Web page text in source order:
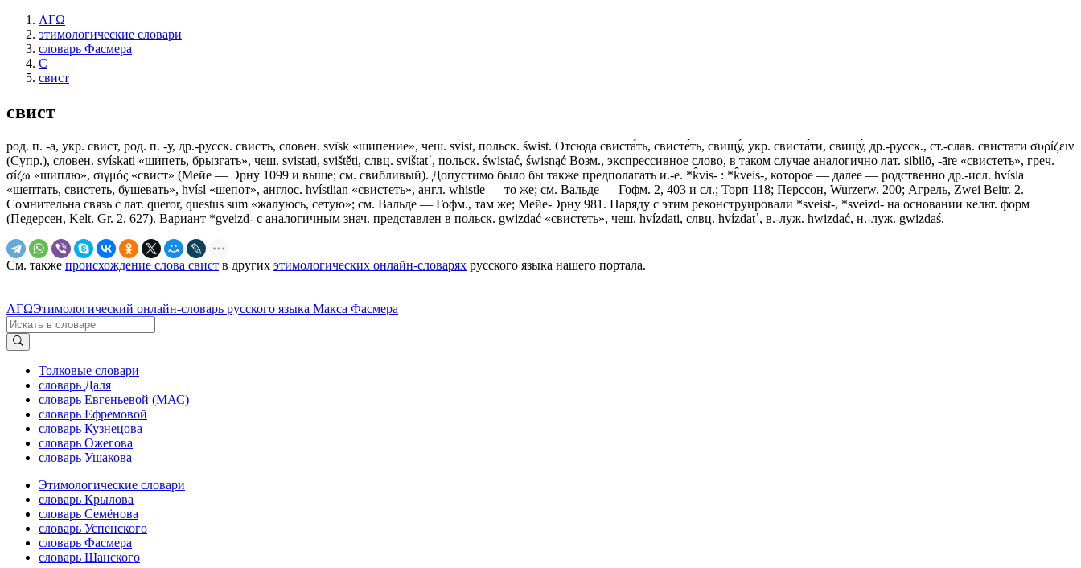
ΛΓΩ
этимологические словари
словарь Фасмера
С
свист
свист
род. п. -а, укр. свист, род. п. -у, др.-русск. свистъ, словен. svȋsk «шипение», чеш. svist, польск. świst. Отсюда свиста́ть, свисте́ть, свищу́, укр. свиста́ти, свищу́, др.-русск., ст.-слав. свистати συρίζειν
(Супр.), словен. svískati «шипеть, брызгать», чеш. svistati, svištěti, слвц. svištаt᾽, польск. świstać, świsnąć Возм., экспрессивное слово, в таком случае аналогично лат. sibilō, -ārе «свистеть», греч.
σίζω «шиплю», σιγμός «свист» (Мейе — Эрну 1099 и выше; см. свибливый). Допустимо было бы также предполагать и.-е. *k̂vis- : *k̂veis-, которое — далее — родственно др.-исл. hvíslа
«шептать, свистеть, бушевать», hvísl «шепот», англос. hvístlian «свистеть», англ. whistlе — то же; см. Вальде — Гофм. 2, 403 и сл.; Торп 118; Перссон, Wurzerw. 200; Агрель, Zwei Beitr. 2.
Сомнительна связь с лат. queror, questus sum «жалуюсь, сетую»; см. Вальде — Гофм., там же; Мейе-Эрну 981. Наряду с этим реконструировали *sveist-, *sveizd- на основании кельт. форм
(Педерсен, Kelt. Gr. 2, 627). Вариант *gveizd- с аналогичным знач. представлен в польск. gwizdać «свистеть», чеш. hvízdati, слвц. hvízdаt᾽, в.-луж. hwizdać, н.-луж. gwizdaś.
См. также происхождение слова свист в других этимологических онлайн-словарях русского языка нашего портала.
ΛΓΩЭтимологический онлайн-словарь русского языка Макса Фасмера
Толковые словари
словарь Даля
словарь Евгеньевой (МАС)
словарь Ефремовой
словарь Кузнецова
словарь Ожегова
словарь Ушакова
Этимологические словари
словарь Крылова
словарь Семёнова
словарь Успенского
словарь Фасмера
словарь Шанского